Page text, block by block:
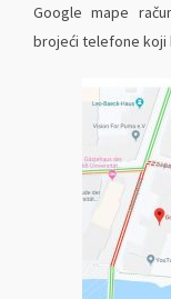
Google mape
brojeći telefone koji